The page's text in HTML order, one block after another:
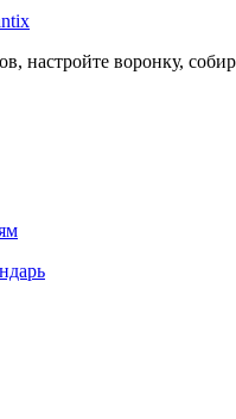
настройте воронку,